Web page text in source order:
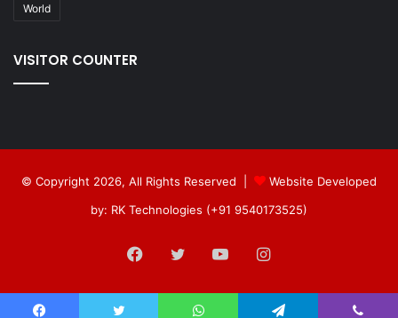
World
VISITOR COUNTER
© Copyright 2026, All Rights Reserved |
Website Developed
by: RK Technologies (+91 9540173525)
Facebook
TwitterYouTubeInstagram